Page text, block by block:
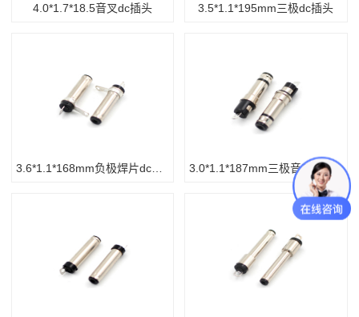
4.0*1.7*18.5音叉dc插头 3.5*1.1*195mm三极dc插头
3.0*1.1*187mm三极音叉DC插头